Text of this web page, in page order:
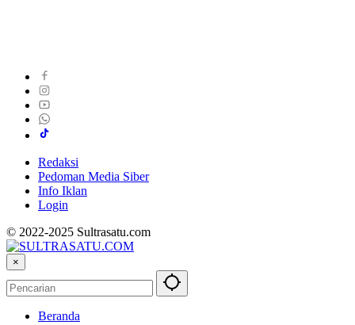
Redaksi
Pedoman Media Siber
Info Iklan
Login
© 2022-2025 Sultrasatu.com
×
Beranda